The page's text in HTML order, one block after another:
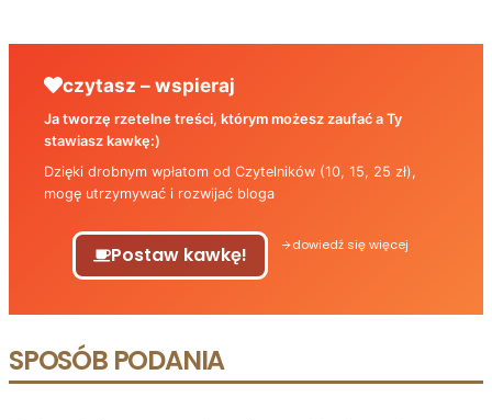
czytasz – wspieraj
Ja tworzę rzetelne treści, którym możesz zaufać a Ty
stawiasz kawkę:)
Dzięki drobnym wpłatom od Czytelników (10, 15, 25 zł),
mogę utrzymywać i rozwijać bloga
Postaw kawkę! dowiedź się więcej
SPOSÓB PODANIA